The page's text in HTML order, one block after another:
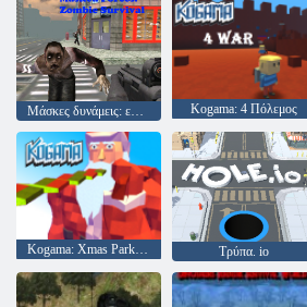
Kogama: 4 Πόλεμος
Kogama: Xmas Parkour Τρύπα. io